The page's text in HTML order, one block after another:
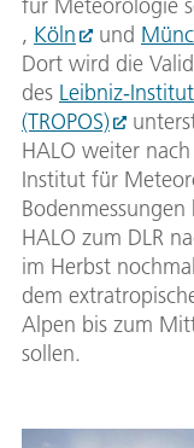
für Meteorologie
, Köln und
Dort wird die
des Leibniz-
(TROPOS)
HALO weiter
Institut für
HALO zum DLR
im Herbst
dem
Alpen bis zum
sollen.